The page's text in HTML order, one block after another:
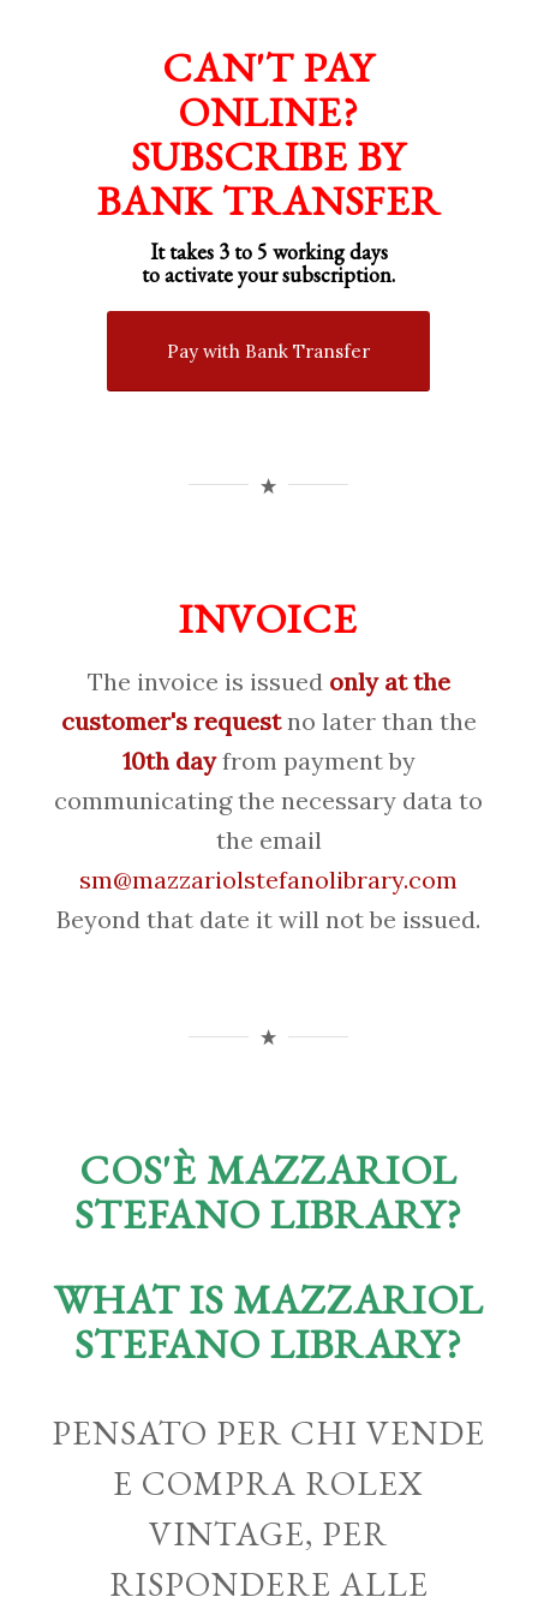
CAN'T PAY
ONLINE?
SUBSCRIBE BY
BANK TRANSFER
It takes 3 to 5 working days
to activate your subscription.
Pay with Bank Transfer
INVOICE
The invoice is issued only at the
customer's requestno later than the
10th dayfrom payment by
communicating the necessary data to
the email
sm@mazzariolstefanolibrary.com
Beyond that date it will not be issued.
COS'È MAZZARIOL
STEFANO LIBRARY?
WHAT IS MAZZARIOL
STEFANO LIBRARY?
PENSATO PER CHI VENDE
E COMPRA ROLEX
VINTAGE, PER
RISPONDERE ALLE